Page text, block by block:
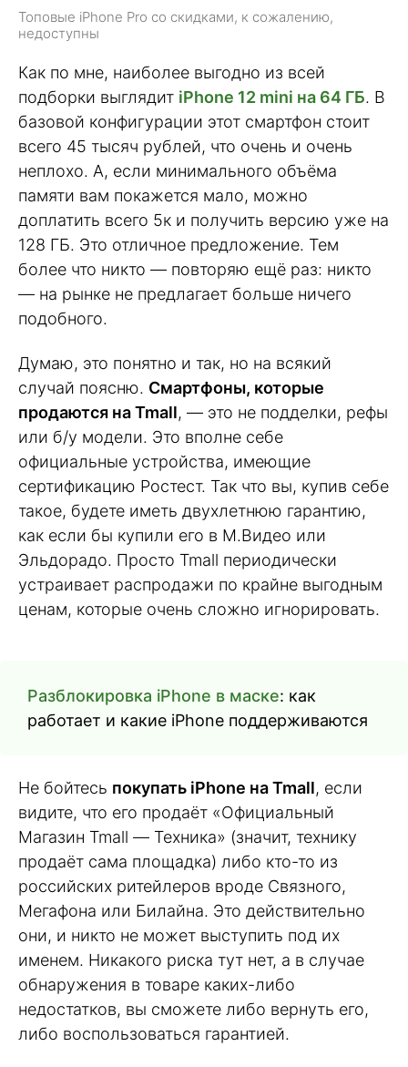
Топовые iPhone Pro со скидками, к сожалению,
недоступны
Как по мне, наиболее выгодно из всей
подборки выглядит iPhone 12 mini на 64 ГБ. В
базовой конфигурации этот смартфон стоит
всего 45 тысяч рублей, что очень и очень
неплохо. А, если минимального объёма
памяти вам покажется мало, можно
доплатить всего 5к и получить версию уже на
128 ГБ. Это отличное предложение. Тем
более что никто — повторяю ещё раз: никто
— на рынке не предлагает больше ничего
подобного.
Думаю, это понятно и так, но на всякий
случай поясню. Смартфоны, которые
продаются на Tmall, — это не подделки, рефы
или б/у модели. Это вполне себе
официальные устройства, имеющие
сертификацию Ростест. Так что вы, купив себе
такое, будете иметь двухлетнюю гарантию,
как если бы купили его в М.Видео или
Эльдорадо. Просто Tmall периодически
устраивает распродажи по крайне выгодным
ценам, которые очень сложно игнорировать.
Разблокировка iPhone в маске: как
работает и какие iPhone поддерживаются
Не бойтесь покупать iPhone на Tmall, если
видите, что его продаёт «Официальный
Магазин Tmall — Техника» (значит, технику
продаёт сама площадка) либо кто-то из
российских ритейлеров вроде Связного,
Мегафона или Билайна. Это действительно
они, и никто не может выступить под их
именем. Никакого риска тут нет, а в случае
обнаружения в товаре каких-либо
недостатков, вы сможете либо вернуть его,
либо воспользоваться гарантией.